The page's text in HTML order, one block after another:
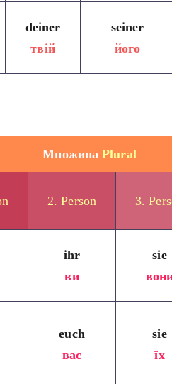
deiner
твій
seiner
його
МножинаPlural
2. Person 3.
ihr
ви
sie
euch
вас
sie
їх